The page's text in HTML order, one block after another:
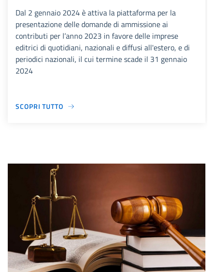
Dal 2 gennaio 2024 è attiva la piattaforma per la
presentazione delle domande di ammissione ai
contributi per l’anno 2023 in favore delle imprese
editrici di quotidiani, nazionali e diffusi all'estero, e di
periodici nazionali, il cui termine scade il 31 gennaio
2024
SCOPRI TUTTO